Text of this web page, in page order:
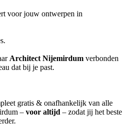
voor jouw ontwerpen in
Architect Nijemirdum verbonden
dat bij je past.
gratis & onafhankelijk van alle
– voor altijd – zodat jij het beste